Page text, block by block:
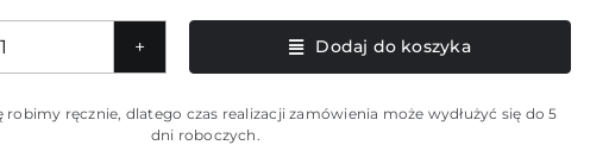
ilość
brasnoletka
Dodaj do koszyka
robimy ręcznie, dlatego czas realizacji zamówienia może wydłużyć się do 5
dni roboczych.